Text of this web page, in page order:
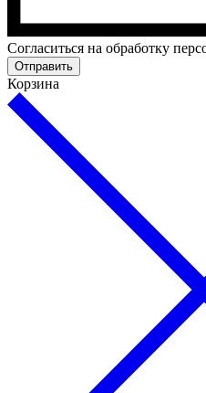
Cогласиться на обработку
Отправить
Корзина